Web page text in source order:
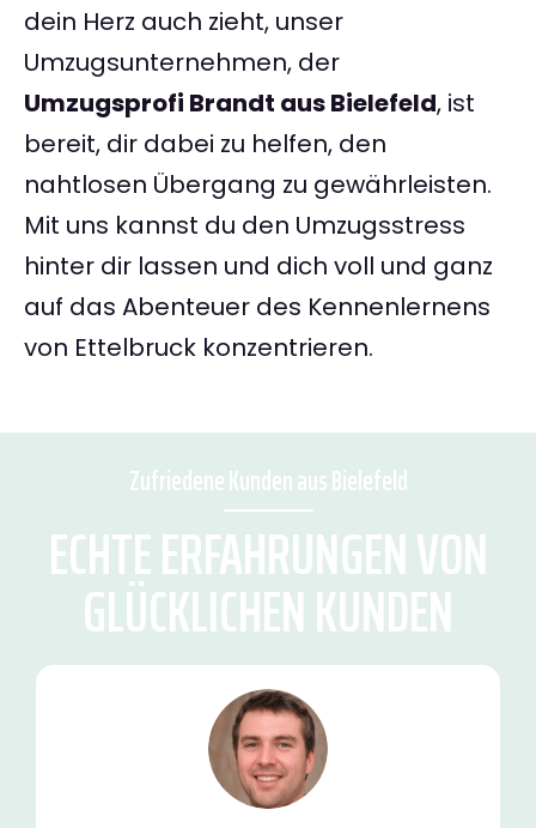
dein Herz auch zieht, unser
Umzugsunternehmen, der
Umzugsprofi Brandt aus Bielefeld, ist
bereit, dir dabei zu helfen, den
nahtlosen Übergang zu gewährleisten.
Mit uns kannst du den Umzugsstress
hinter dir lassen und dich voll und ganz
auf das Abenteuer des Kennenlernens
von Ettelbruck konzentrieren.
Zufriedene Kunden aus Bielefeld
ECHTE ERFAHRUNGEN VON
GLÜCKLICHEN KUNDEN